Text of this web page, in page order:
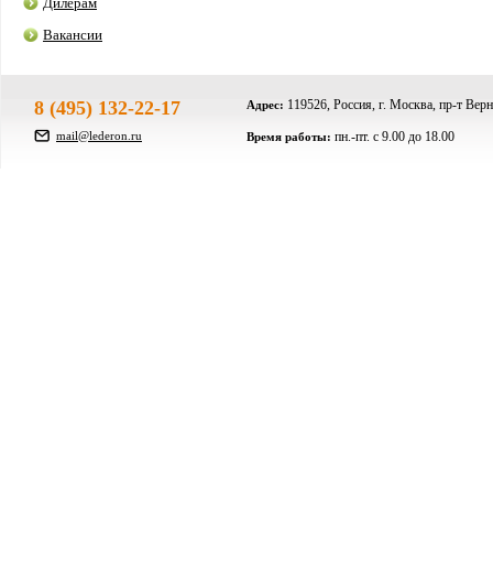
Вакансии
8 (495) 132-22-17
mail@lederon.ru
Адрес: 119526, Россия, г. Москва, пр-т
Время работы: пн.-пт. c 9.00 до 18.00